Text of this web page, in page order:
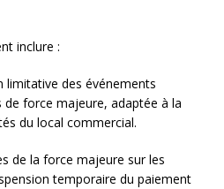
inclure :
limitative des événements
de force majeure, adaptée à la
du local commercial.
de la force majeure sur les
temporaire du paiement